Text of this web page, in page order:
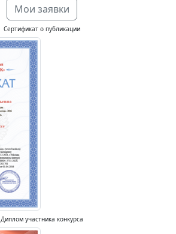
Мои заявки
Сертификат о публикации
Диплом участника конкурса